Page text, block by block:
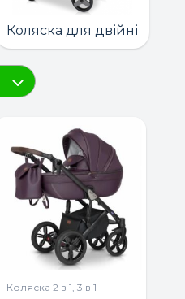
Коляска для двійні
Коляска 2 в 1, 3 в 1